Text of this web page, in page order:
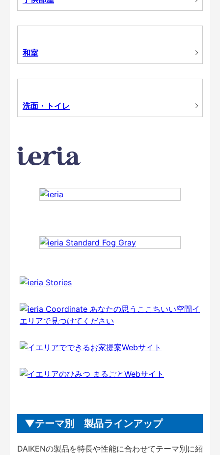
和室
洗面・トイレ
テーマ別 製品ラインアップ
DAIKENの製品を特長や性能に合わせてテーマ別に紹